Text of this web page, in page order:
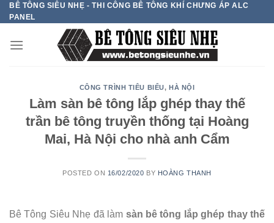
Skip
to
BÊ TÔNG SIÊU NHẸ - THI CÔNG BÊ TÔNG KHÍ CHƯNG ÁP ALC
PANEL
CÔNG TRÌNH TIÊU BIỂU, HÀ NỘI
Làm sàn bê tông lắp ghép thay thế
trần bê tông truyền thống tại Hoàng
Mai, Hà Nội cho nhà anh Cẩm
POSTED ON 16/02/2020 BY HOÀNG THANH
Bê Tông Siêu Nhẹ đã làm sàn bê tông lắp ghép thay thế